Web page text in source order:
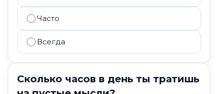
Часто
Всегда
Сколько часов в день ты тратишь